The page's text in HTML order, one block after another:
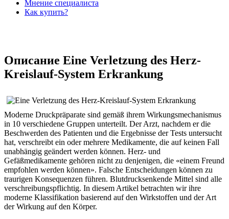
Мнение специалиста
Как купить?
Описание Eine Verletzung des Herz-
Kreislauf-System Erkrankung
Moderne Druckpräparate sind gemäß ihrem Wirkungsmechanismus
in 10 verschiedene Gruppen unterteilt. Der Arzt, nachdem er die
Beschwerden des Patienten und die Ergebnisse der Tests untersucht
hat, verschreibt ein oder mehrere Medikamente, die auf keinen Fall
unabhängig geändert werden können. Herz- und
Gefäßmedikamente gehören nicht zu denjenigen, die «einem Freund
empfohlen werden können». Falsche Entscheidungen können zu
traurigen Konsequenzen führen. Blutdrucksenkende Mittel sind alle
verschreibungspflichtig. In diesem Artikel betrachten wir ihre
moderne Klassifikation basierend auf den Wirkstoffen und der Art
der Wirkung auf den Körper.